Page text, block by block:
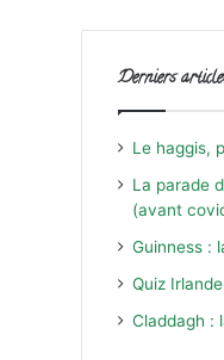
Derniers
Le haggis,
La parade
(avant
Guinness :
Quiz
Claddagh :